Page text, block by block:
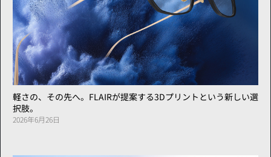
軽さの、その先へ。FLAIRが提案する3Dプリントという新しい選
択肢。
2026年6月26日